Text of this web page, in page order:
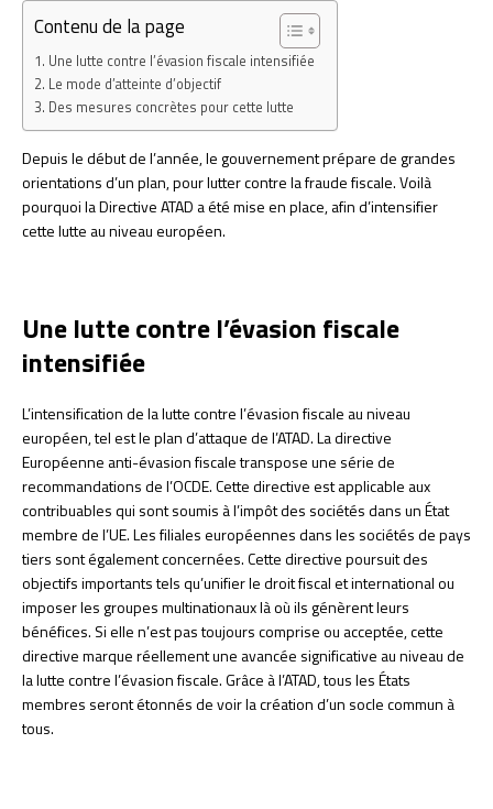
Contenu de la page
Une lutte contre l’évasion fiscale intensifiée
Le mode d’atteinte d’objectif
Des mesures concrètes pour cette lutte
Depuis le début de l’année, le gouvernement prépare de grandes
orientations d’un plan, pour lutter contre la fraude fiscale. Voilà
pourquoi la Directive ATAD a été mise en place, afin d’intensifier
cette lutte au niveau européen.
Une lutte contre l’évasion fiscale
intensifiée
L’intensification de la lutte contre l’évasion fiscale au niveau
européen, tel est le plan d’attaque de l’ATAD. La directive
Européenne anti-évasion fiscale transpose une série de
recommandations de l’OCDE. Cette directive est applicable aux
contribuables qui sont soumis à l’impôt des sociétés dans un État
membre de l’UE. Les filiales européennes dans les sociétés de pays
tiers sont également concernées. Cette directive poursuit des
objectifs importants tels qu’unifier le droit fiscal et international ou
imposer les groupes multinationaux là où ils génèrent leurs
bénéfices. Si elle n’est pas toujours comprise ou acceptée, cette
directive marque réellement une avancée significative au niveau de
la lutte contre l’évasion fiscale. Grâce à l’ATAD, tous les États
membres seront étonnés de voir la création d’un socle commun à
tous.